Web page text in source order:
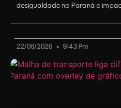
desigualdade no Paraná e
22/06/2026 9:43 Pm